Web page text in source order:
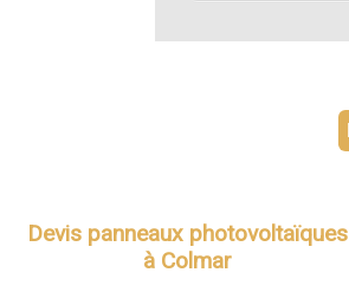
Devis panneaux photovoltaïques
à Colmar